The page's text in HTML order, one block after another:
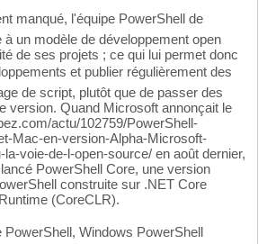
manqué, l'équipe PowerShell de
un modèle de développement open
de ses projets ; ce qui lui permet donc
et publier régulièrement des
de script, plutôt que de passer des
version. Quand Microsoft annonçait le
actu/102759/PowerShell-
Mac-en-version-Alpha-Microsoft-
voie-de-l-open-source/ en août dernier,
PowerShell Core, une version
construite sur .NET Core
(CoreCLR).
PowerShell, Windows PowerShell